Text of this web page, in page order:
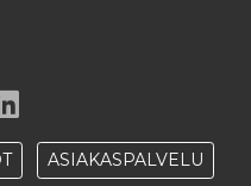
ASIAKASPALVELU